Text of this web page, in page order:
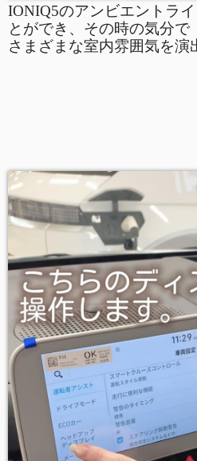
IONIQ5のアンビエントラ
とができ、その時の気分で
さまざまな室内雰囲気を演